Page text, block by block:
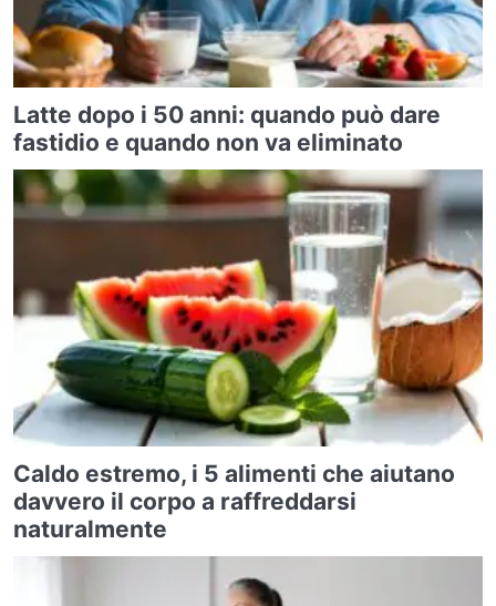
Latte dopo i 50 anni: quando può dare
fastidio e quando non va eliminato
Caldo estremo, i 5 alimenti che aiutano
davvero il corpo a raffreddarsi
naturalmente